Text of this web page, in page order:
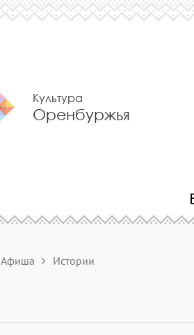
Культура
Оренбуржья
Афиша Истории